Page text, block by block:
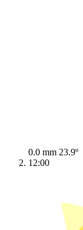
0.0 mm 23.9º
12:00